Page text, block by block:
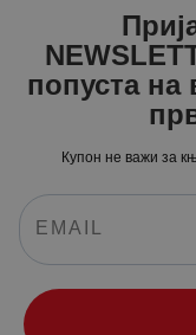
попуста на
Купон не важи за